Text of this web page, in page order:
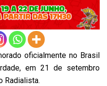
oficialmente no Brasil
em 21 de setembro
Radialista.